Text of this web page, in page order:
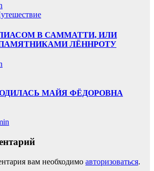
В САММАТТИ, ИЛИ
ЛЁННРОТУ
МАЙЯ ФЁДОРОВНА
вам необходимо авторизоваться.